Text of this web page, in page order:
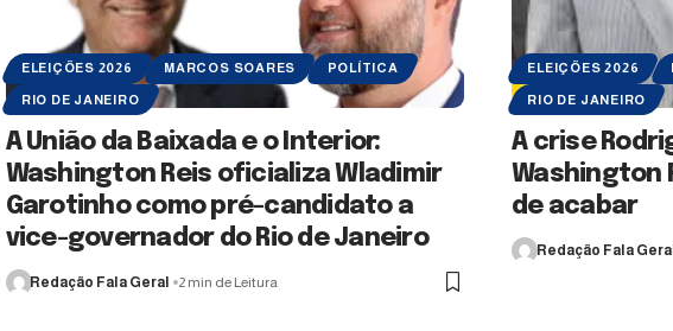
ELEIÇÕES 2026 MARCOS SOARES POLÍTICA
RIO DE JANEIRO
A União da Baixada e o Interior:
Washington Reis oficializa Wladimir
Garotinho como pré-candidato a
vice-governador do Rio de Janeiro
Redação Fala Geral 2 min de Leitura
ELEIÇÕES 2026
RIO DE JANEIRO
A crise
Washington
de acabar
Redação Fala Geral